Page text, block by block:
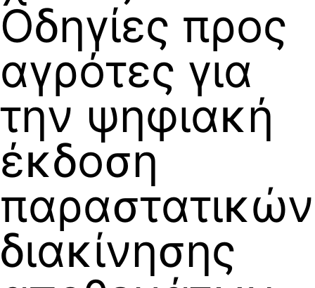
Οδηγίες προς
αγρότες για
την ψηφιακή
έκδοση
παραστατικών
διακίνησης